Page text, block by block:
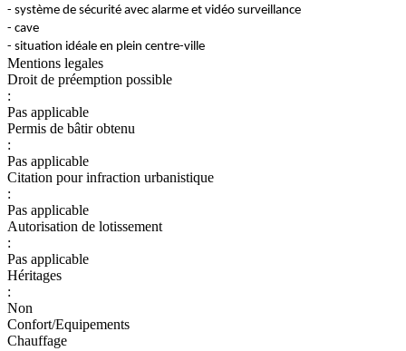
- système de sécurité avec alarme et vidéo surveillance
- cave
- situation idéale en plein centre-ville
Mentions legales
Droit de préemption possible
:
Pas applicable
Permis de bâtir obtenu
:
Pas applicable
Citation pour infraction urbanistique
:
Pas applicable
Autorisation de lotissement
:
Pas applicable
Héritages
:
Non
Confort/Equipements
Chauffage